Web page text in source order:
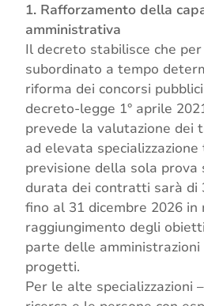
1. Rafforzamento della
amministrativa
Il decreto stabilisce che
subordinato a tempo
riforma dei concorsi
decreto-legge 1° aprile
prevede la valutazione dei
ad elevata specializzazione
previsione della sola
durata dei contratti sarà di
fino al 31 dicembre 2026 in
raggiungimento degli
parte delle
progetti.
Per le alte specializzazioni